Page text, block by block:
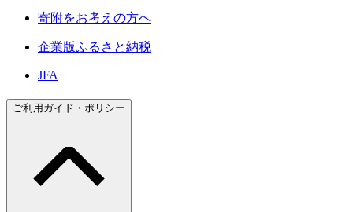
寄附をお考えの方へ
企業版ふるさと納税
JFA
ご利用ガイド・ポリシー